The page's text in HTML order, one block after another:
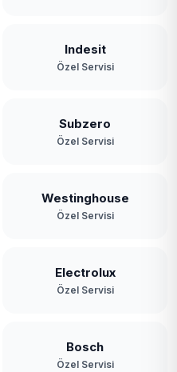
Indesit
Özel Servisi
Subzero
Özel Servisi
Westinghouse
Özel Servisi
Electrolux
Özel Servisi
Bosch
Özel Servisi